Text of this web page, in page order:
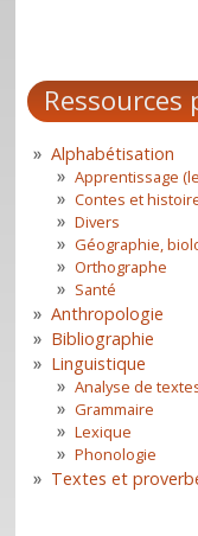
Alphabétisation
Apprentissage
Contes et
Divers
Géographie,
Orthographe
Santé
Anthropologie
Bibliographie
Linguistique
Analyse de
Grammaire
Lexique
Phonologie
Textes et